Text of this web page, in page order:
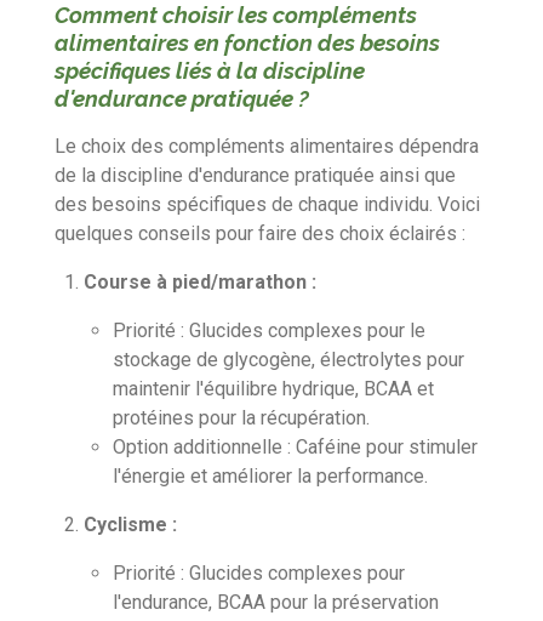
Comment choisir les compléments
alimentaires en fonction des besoins
spécifiques liés à la discipline
d'endurance pratiquée ?
Le choix des compléments alimentaires dépendra
de la discipline d'endurance pratiquée ainsi que
des besoins spécifiques de chaque individu. Voici
quelques conseils pour faire des choix éclairés :
Course à pied/marathon :
Priorité : Glucides complexes pour le
stockage de glycogène, électrolytes pour
maintenir l'équilibre hydrique, BCAA et
protéines pour la récupération.
Option additionnelle : Caféine pour stimuler
l'énergie et améliorer la performance.
Cyclisme :
Priorité : Glucides complexes pour
l'endurance, BCAA pour la préservation